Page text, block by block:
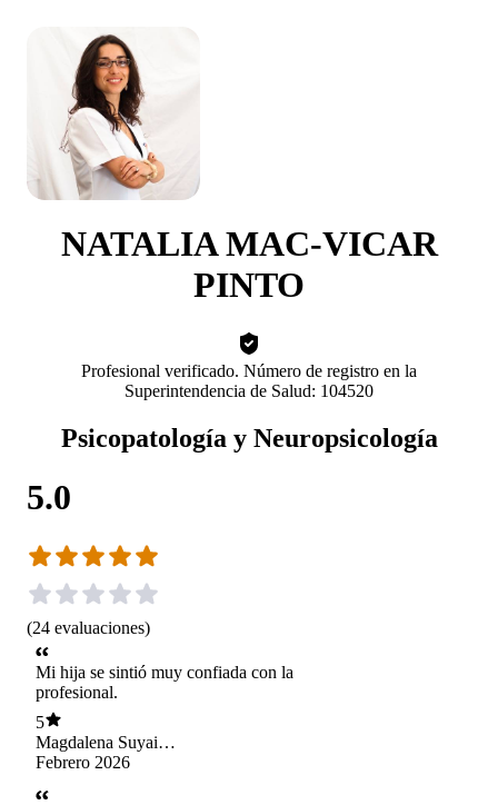
NATALIA MAC-VICAR
PINTO
Profesional verificado. Número de registro en la
Superintendencia de Salud: 104520
Psicopatología y Neuropsicología
5.0
(24 evaluaciones)
Mi hija se sintió muy confiada con la
profesional.
5
Magdalena Suyai
Mancilla Bello
Febrero 2026